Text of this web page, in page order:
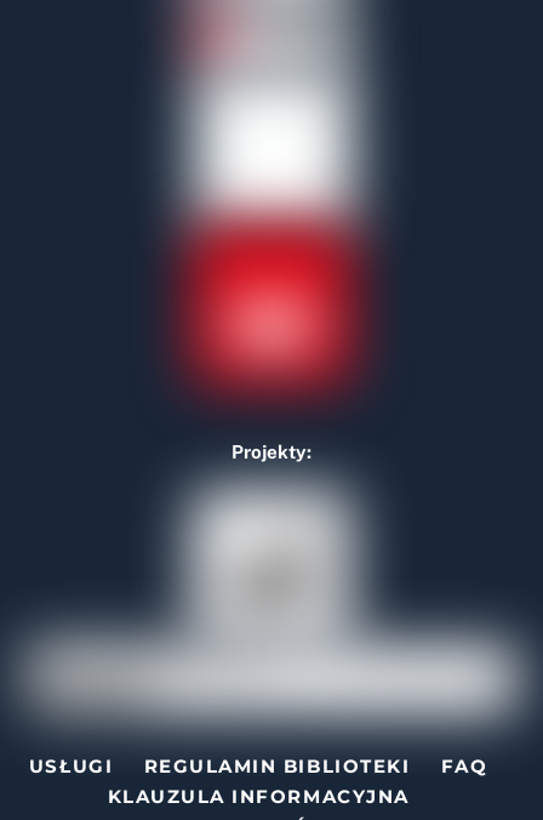
Projekty:
USŁUGI REGULAMIN BIBLIOTEKI
FAQ
KLAUZULA INFORMACYJNA